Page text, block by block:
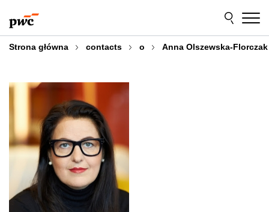
do
treści
do
stopki
Strona główna contacts o Anna Olszewska-Florczak